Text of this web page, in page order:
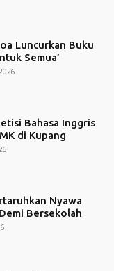
Luncurkan Buku
Semua’
Bahasa Inggris
di Kupang
Nyawa
Bersekolah